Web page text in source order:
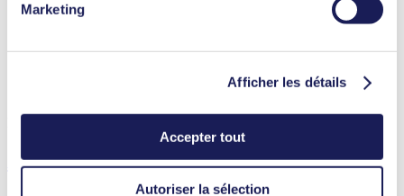
données.
Marketing
Afficher les détails
Accepter tout
Autoriser la sélection
Sans entretien
Applications